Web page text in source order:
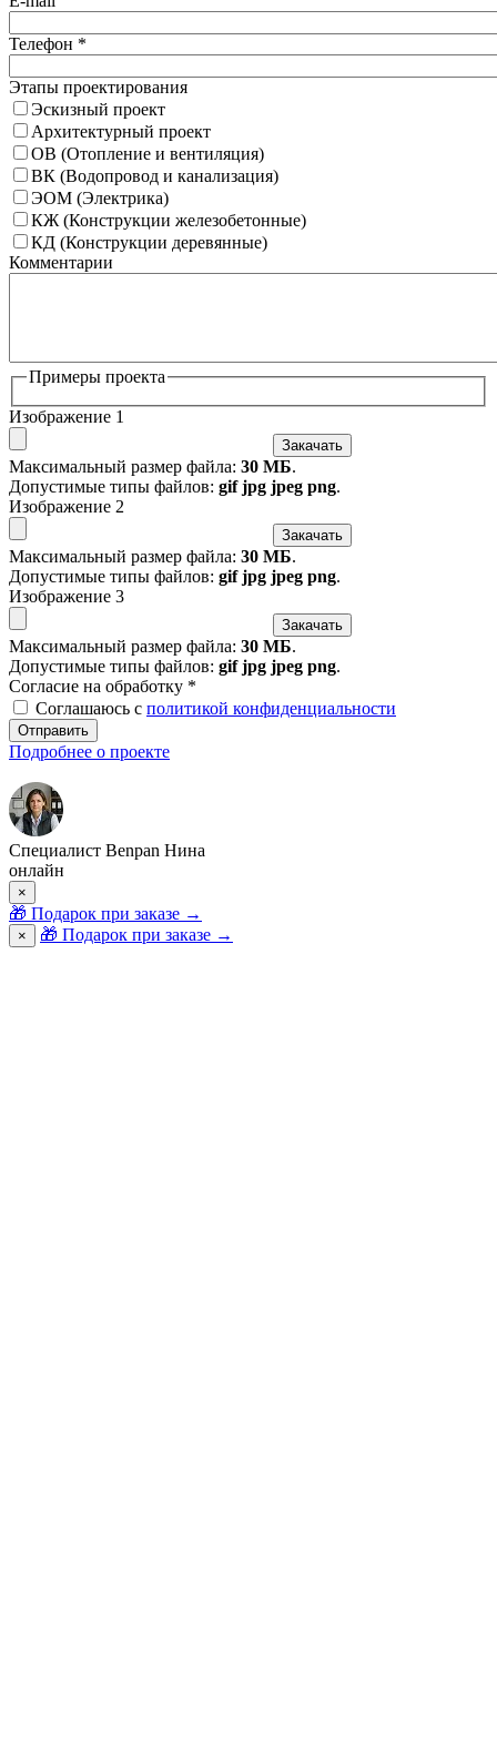
Телефон *
Этапы проектирования
Эскизный проект
Архитектурный проект
ОВ (Отопление и вентиляция)
ВК (Водопровод и канализация)
ЭОМ (Электрика)
КЖ (Конструкции железобетонные)
КД (Конструкции деревянные)
Комментарии
Примеры проекта
Изображение 1
Закачать
Максимальный размер файла: 30 МБ.
Допустимые типы файлов: gif jpg jpeg png.
Изображение 2
Закачать
Максимальный размер файла: 30 МБ.
Допустимые типы файлов: gif jpg jpeg png.
Изображение 3
Закачать
Максимальный размер файла: 30 МБ.
Допустимые типы файлов: gif jpg jpeg png.
Согласие на обработку *
Соглашаюсь с политикой конфиденциальности
Отправить
Подробнее о проекте
Специалист Benpan Нина
онлайн
×
🎁 Подарок при заказе →
× 🎁 Подарок при заказе →